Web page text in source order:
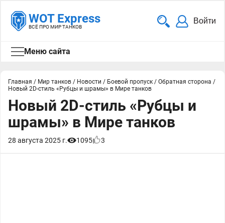
WOT Express
ВСЁ ПРО МИР ТАНКОВ
Войти
Меню сайта
Главная / Мир танков / Новости / Боевой пропуск / Обратная сторона /
Новый 2D-стиль «Рубцы и шрамы» в Мире танков
Новый 2D-стиль «Рубцы и
шрамы» в Мире танков
28 августа 2025 г. 1095 3